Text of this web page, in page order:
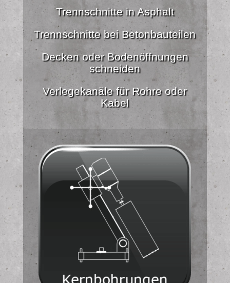
Trennschnitte in Asphalt
Trennschnitte bei Betonbauteilen
Decken oder Bodenöffnungen
schneiden
Verlegekanäle für Rohre oder
Kabel